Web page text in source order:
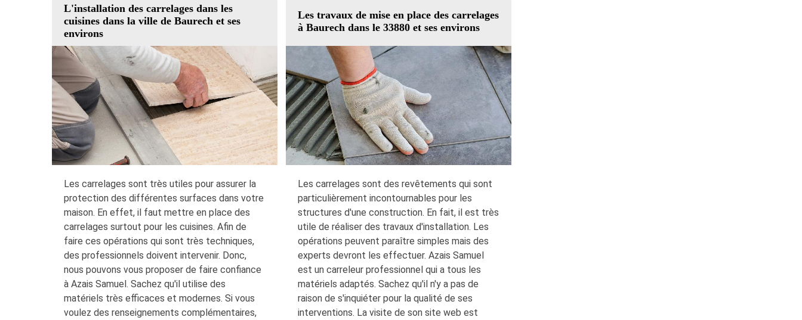
L'installation des carrelages dans les
cuisines dans la ville de Baurech et ses
environs
Les carrelages sont très utiles pour assurer la
protection des différentes surfaces dans votre
maison. En effet, il faut mettre en place des
carrelages surtout pour les cuisines. Afin de
faire ces opérations qui sont très techniques,
des professionnels doivent intervenir. Donc,
nous pouvons vous proposer de faire confiance
à Azais Samuel. Sachez qu'il utilise des
matériels très efficaces et modernes. Si vous
voulez des renseignements complémentaires,
Les travaux de mise en place des carrelages
à Baurech dans le 33880 et ses environs
Les carrelages sont des revêtements qui sont
particulièrement incontournables pour les
structures d'une construction. En fait, il est très
utile de réaliser des travaux d'installation. Les
opérations peuvent paraître simples mais des
experts devront les effectuer. Azais Samuel
est un carreleur professionnel qui a tous les
matériels adaptés. Sachez qu'il n'y a pas de
raison de s'inquiéter pour la qualité de ses
interventions. La visite de son site web est